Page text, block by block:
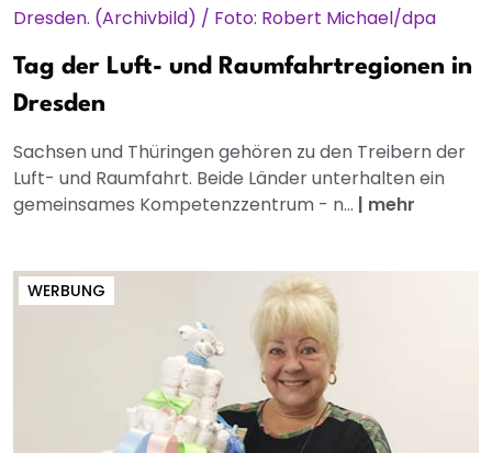
Tag der Luft- und Raumfahrtregionen in
Dresden
Sachsen und Thüringen gehören zu den Treibern der
Luft- und Raumfahrt. Beide Länder unterhalten ein
gemeinsames Kompetenzzentrum - n... | mehr
WERBUNG